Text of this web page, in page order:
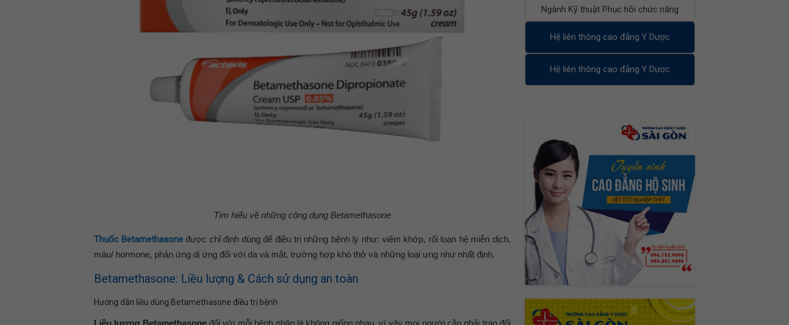
Tìm hiểu về những công dụng Betamethasone
Thuốc Betamethasoneđược chỉ định dùng để điều trị những bệnh lý như: viêm khớp, rối loạn hệ miễn dịch,
máu/ hormone, phản ứng dị ứng đối với da và mắt, trường hợp khó thở và những loại ưng như nhất định.
Betamethasone: Liều lượng & Cách sử dụng an toàn
Hướng dẫn liều dùng Betamethasone điều trị bệnh
Liều lượng Betamethasoneđối với mỗi bệnh nhân là không giống nhau, vì vậy mọi người cần phải trao đổi
Ngành Kỹ thuật Phục hồi chức năng
Hệ liên thông cao đẳng Y Dược
Hệ liên thông cao đẳng Y Dược